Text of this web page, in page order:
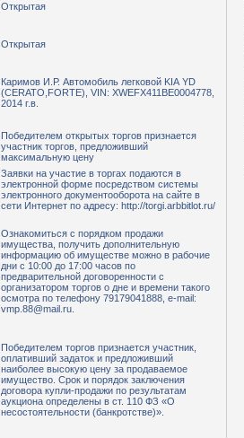
Открытая
Открытая
Каримов И.Р. Автомобиль легковой KIA YD
(CERATO,FORTE), VIN: XWEFX411BE0004778,
2014 г.в.
Победителем открытых торгов признается
участник торгов, предложивший
максимальную цену
Заявки на участие в торгах подаются в
электронной форме посредством системы
электронного документооборота на сайте в
сети Интернет по адресу: http://torgi.arbbitlot.ru/
Ознакомиться с порядком продажи
имущества, получить дополнительную
информацию об имуществе можно в рабочие
дни с 10:00 до 17:00 часов по
предварительной договоренности с
организатором торгов о дне и времени такого
осмотра по телефону 79179041888, е-mail:
vmp.88@mail.ru.
Победителем торгов признается участник,
оплативший задаток и предложивший
наиболее высокую цену за продаваемое
имущество. Срок и порядок заключения
договора купли-продажи по результатам
аукциона определены в ст. 110 ФЗ «О
несостоятельности (банкротстве)».